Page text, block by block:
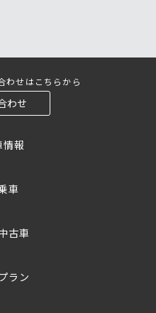
わせはこちらから
わせ
情報
車
古車
ラン